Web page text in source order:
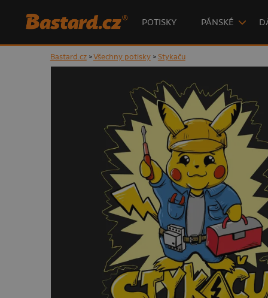
POTISKY PÁNSKÉ
Bastard.cz>Všechny potisky> Stykaču